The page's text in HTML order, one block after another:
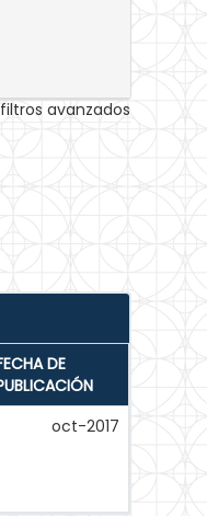
avanzados
DE
oct-2017